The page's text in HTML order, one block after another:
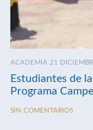
ACADEMIA 21
Estudiantes de
Programa
SIN COMENTARIOS